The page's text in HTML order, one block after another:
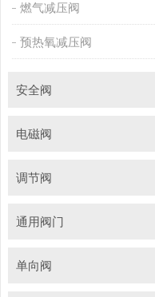
燃气减压阀
预热氧减压阀
安全阀
电磁阀
调节阀
通用阀门
单向阀